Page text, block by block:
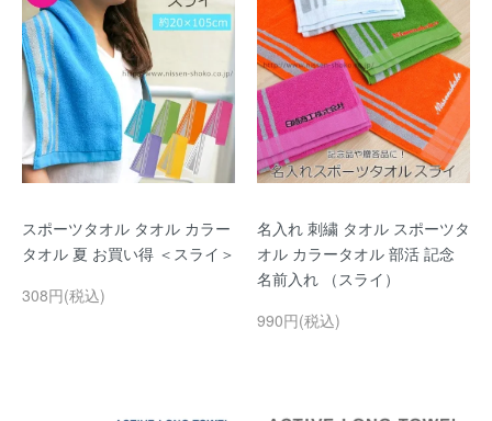
スポーツタオル タオル カラー
タオル 夏 お買い得 ＜スライ＞
308円(税込)
名入れ 刺繍 タオル スポーツタ
オル カラータオル 部活 記念
名前入れ （スライ）
990円(税込)